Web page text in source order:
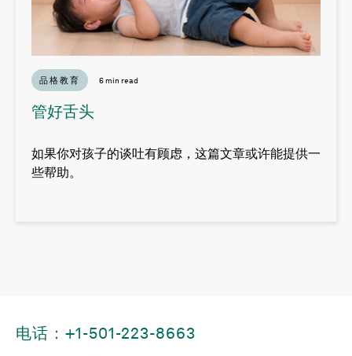
品格教育 6 min read
管好舌头
如果你对孩子的谈吐有顾虑，这篇文章或许能提供一
些帮助。
电话：+1-501-223-8663